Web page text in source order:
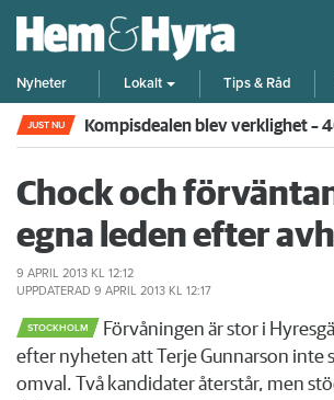
Nyheter Lokalt Tips & Råd
JUST NU Kompisdealen blev verklighet –
Chock och
egna leden efter
9 APRIL 2013 KL 12:12
UPPDATERAD 9 APRIL 2013 KL 12:17
STOCKHOLM
Förvåningen är stor i
efter nyheten att Terje Gunnarson inte
omval. Två kandidater återstår, men